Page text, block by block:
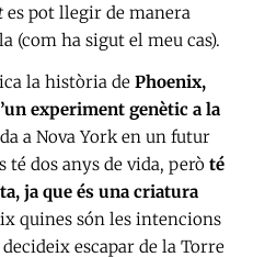
es pot llegir de manera
(com ha sigut el meu cas).
la història de Phoenix,
experiment genètic a la
a Nova York en un futur
dos anys de vida, però té
ja que és una criatura
quines són les intencions
decideix escapar de la Torre